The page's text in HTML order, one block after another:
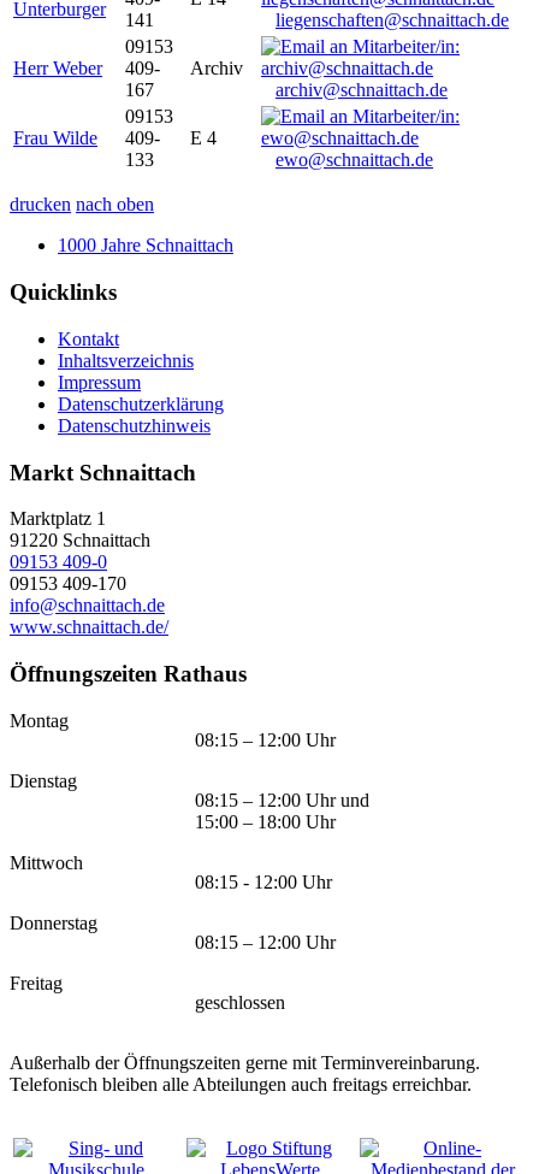
Unterburger
141
liegenschaften@schnaittach.de
Herr Weber
09153
409-
167
Archiv
archiv@schnaittach.de
Frau Wilde
09153
409-
133
E 4
ewo@schnaittach.de
drucken nach oben
1000 Jahre Schnaittach
Quicklinks
Kontakt
Inhaltsverzeichnis
Impressum
Datenschutzerklärung
Datenschutzhinweis
Markt Schnaittach
Marktplatz 1
91220 Schnaittach
09153 409-0
09153 409-170
info@schnaittach.de
www.schnaittach.de/
Öffnungszeiten Rathaus
Montag
08:15 – 12:00 Uhr
Dienstag
08:15 – 12:00 Uhr und
15:00 – 18:00 Uhr
Mittwoch
08:15 - 12:00 Uhr
Donnerstag
08:15 – 12:00 Uhr
Freitag
geschlossen
Außerhalb der Öffnungszeiten gerne mit Terminvereinbarung.
Telefonisch bleiben alle Abteilungen auch freitags erreichbar.